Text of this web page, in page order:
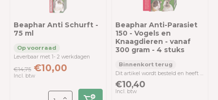
Beaphar Anti Schurft -
75 ml
Leverbaar met 1- 2 werkdagen
€14,75 €10,00
Incl. btw
Beaphar Anti-Parasiet
150 - Vogels en
Knaagdieren - vanaf
300 gram - 4 stuks
Dit artikel wordt besteld en heeft een levertijd van 3-4 werkdagen.
€10,40
Incl. btw